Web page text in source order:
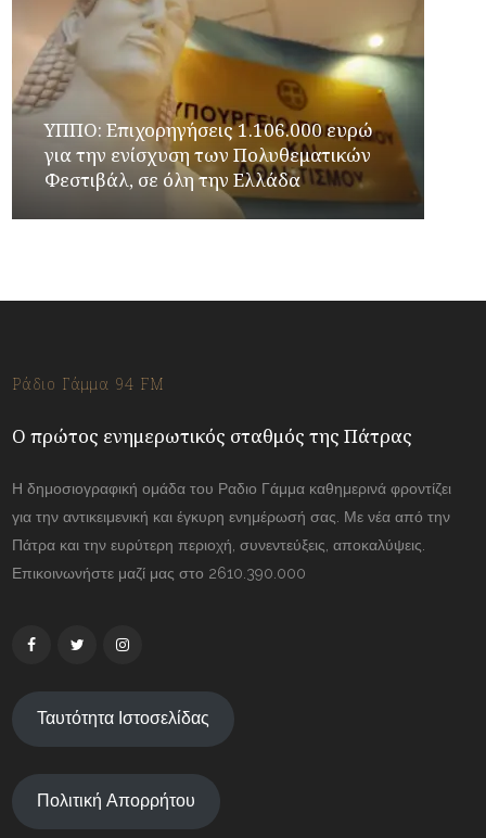
ΥΠΠΟ: Επιχορηγήσεις 1.106.000 ευρώ
για την ενίσχυση των Πολυθεματικών
Φεστιβάλ, σε όλη την Ελλάδα
Ράδιο Γάμμα 94 FM
Ο πρώτος ενημερωτικός σταθμός της Πάτρας
Η δημοσιογραφική ομάδα του Ραδιο Γάμμα καθημερινά φροντίζει
για την αντικειμενική και έγκυρη ενημέρωσή σας. Με νέα από την
Πάτρα και την ευρύτερη περιοχή, συνεντεύξεις, αποκαλύψεις.
Επικοινωνήστε μαζί μας στο 2610.390.000
Ταυτότητα Ιστοσελίδας
Πολιτική Απορρήτου